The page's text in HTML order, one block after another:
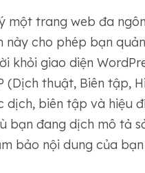
một trang web đa
này cho phép bạn
khỏi giao diện
thuật, Biên tập,
biên tập và hiệu
bạn đang dịch mô tả
bảo nội dung của